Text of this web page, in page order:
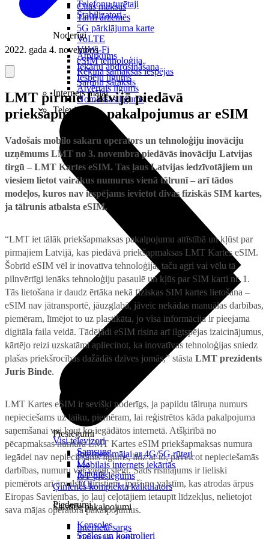
Citas maksas
Tarifi ārzemēs
5G pārklājuma karte
VoLTE
VoWi-Fi
eSIM tehnoloģija
Rēķina samaksas iespējas
Sarunu saraksts
Internets mājai
Pieslēgumi
Internets mājai ar 4G/5G rūteri
Mobilais internets iekārtās
IoT pieslēgums
Ģimenes komplekta kalkulators
Saistītie pakalpojumi
Interneta sargs
Telefonu turētaji
Stabilizatori
Noderīgi
Atpirkums
Iekārtu apdrošināšana
Iespēju līgums
Atvērtais līgums
Nomaksas līgums
Televizori
Visi televizori
Samsung
LG
Xiaomi
TCL
Piederumi
Konsoles
Spēles un kontrolieri
2022. gada 4. novembris
LMT pirmie Latvijā piedāvā
priekšapmaksas pakalpojumus ar eSIM
Vadošais mobilo sakaru operators un tehnoloģiju inovāciju
uzņēmums LMT no 3. novembra piedāvās inovāciju Latvijas
tirgū – LMT Kartes eSIM. Tas ļaus Latvijas iedzīvotājiem un
viesiem lietot vairākus numurus vienā tālrunī – arī tādos
modeļos, kuros nav iespējams ievietot divas fiziskās SIM kartes,
ja tālrunis atbalsta eSIM.
“LMT iet tālāk priekšapmaksas pakalpojumu attīstībā un kļūst par
pirmajiem Latvijā, kas piedāvā priekšapmaksas LMT Kartes eSIM.
Šobrīd eSIM vēl ir inovatīva tehnoloģija, taču agri vai vēlu tā
pilnvērtīgi ienāks tehnoloģiju pasaulē un kļūs par SIM karti nr. 1.
Tās lietošana ir daudz ērtāka nekā fiziskas SIM kartes lietošana –
eSIM nav jātransportē, jāuzglabā, jāveic nekādas manuālas darbības,
piemēram, līmējot to uz plastikāta, jo visa informācija ir pieejama
digitāla faila veidā. Tādējādi eSIM risina arī ilgtspējas izaicinājumus,
kārtējo reizi uzskatāmi apliecinot, ka inovatīvas tehnoloģijas sniedz
plašas priekšrocības dažādās dzīves jomās,” stāsta LMT prezidents
Juris Binde.
LMT Kartes eSIM ir sevišķi noderīgs, ja papildu tālruņa numurs
nepieciešams uz laiku, piemēram, lai reģistrētos kāda pakalpojuma
saņemšanai vai kaut ko iegādātos internetā. Atšķirībā no
pēcapmaksas numura LMT Kartes eSIM priekšapmaksas numura
iegādei nav nepieciešams līgums, līdz ar to, paveicot nepieciešamās
darbības, numuru var viegli slēgt. Šāds risinājums ir lieliski
piemērots arī ārvalstu tūristiem, īpaši no valstīm, kas atrodas ārpus
Eiropas Savienības, jo ļauj ceļotājiem ietaupīt līdzekļus, nelietojot
sava mājas operatora pakalpojumus.